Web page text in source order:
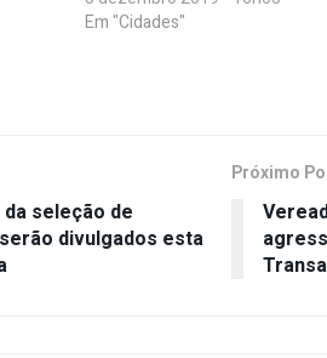
Em "Cidades"
seleção de
divulgados esta
Próximo